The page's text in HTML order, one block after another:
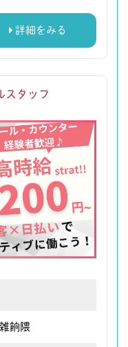
詳細をみる
スタッフ
餉隈